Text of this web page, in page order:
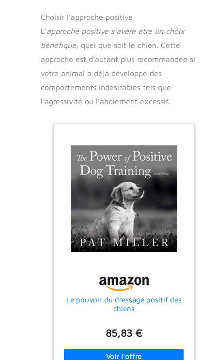
Choisir l’approche positive
L’approche positive s’avère être un choix
bénéfique, quel que soit le chien. Cette
approche est d’autant plus recommandée si
votre animal a déjà développé des
comportements indésirables tels que
l’agressivité ou l’aboiement excessif.
Le pouvoir du dressage positif des
chiens
85,83 €